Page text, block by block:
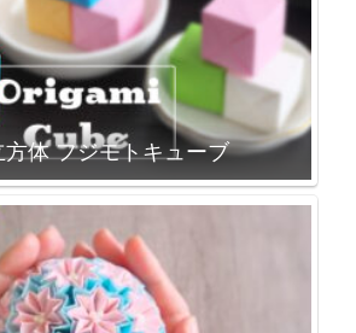
体 フジモトキューブ